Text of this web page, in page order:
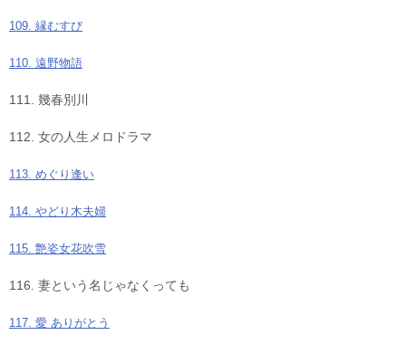
109. 縁むすび
110. 遠野物語
111. 幾春別川
112. 女の人生メロドラマ
113. めぐり逢い
114. やどり木夫婦
115. 艶姿女花吹雪
116. 妻という名じゃなくっても
117. 愛 ありがとう